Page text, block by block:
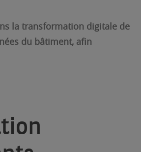
la transformation digitale de
du bâtiment, afin